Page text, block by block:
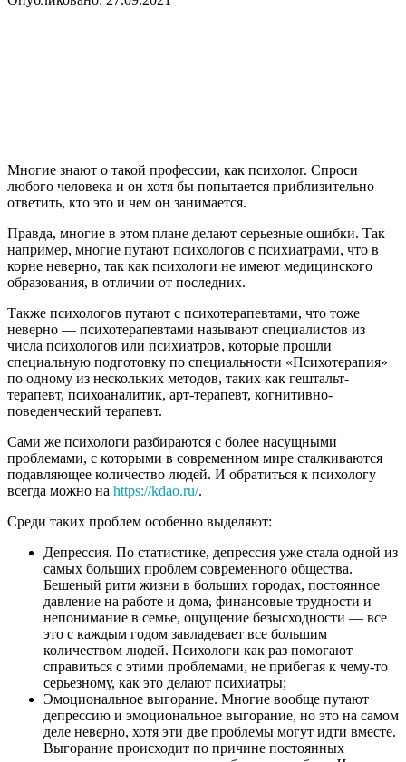
Многие знают о такой профессии, как психолог. Спроси
любого человека и он хотя бы попытается приблизительно
ответить, кто это и чем он занимается.
Правда, многие в этом плане делают серьезные ошибки. Так
например, многие путают психологов с психиатрами, что в
корне неверно, так как психологи не имеют медицинского
образования, в отличии от последних.
Также психологов путают с психотерапевтами, что тоже
неверно — психотерапевтами называют специалистов из
числа психологов или психиатров, которые прошли
специальную подготовку по специальности «Психотерапия»
по одному из нескольких методов, таких как гештальт-
терапевт, психоаналитик, арт-терапевт, когнитивно-
поведенческий терапевт.
Сами же психологи разбираются с более насущными
проблемами, с которыми в современном мире сталкиваются
подавляющее количество людей. И обратиться к психологу
всегда можно на https://kdao.ru/.
Среди таких проблем особенно выделяют:
Депрессия. По статистике, депрессия уже стала одной из
самых больших проблем современного общества.
Бешеный ритм жизни в больших городах, постоянное
давление на работе и дома, финансовые трудности и
непонимание в семье, ощущение безысходности — все
это с каждым годом завладевает все большим
количеством людей. Психологи как раз помогают
справиться с этими проблемами, не прибегая к чему-то
серьезному, как это делают психиатры;
Эмоциональное выгорание. Многие вообще путают
депрессию и эмоциональное выгорание, но это на самом
деле неверно, хотя эти две проблемы могут идти вместе.
Выгорание происходит по причине постоянных